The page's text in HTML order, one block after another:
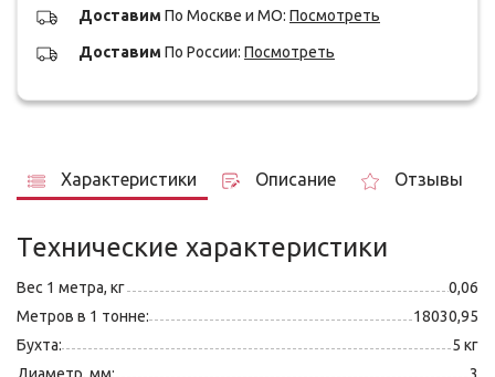
Доставим По Москве и МО: Посмотреть
Доставим По России: Посмотреть
Характеристики Описание Отзывы
Технические характеристики
Вес 1 метра, кг
0,06
Метров в 1 тонне:
18030,95
Бухта:
5 кг